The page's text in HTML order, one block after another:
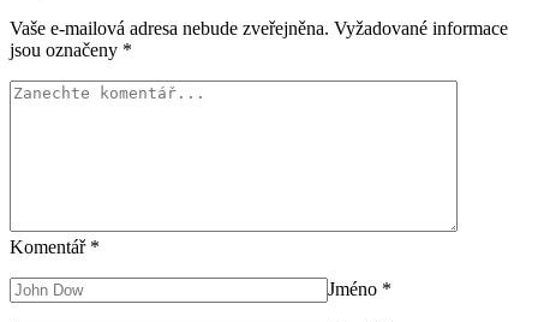
Vaše e-mailová adresa nebude zveřejněna. Vyžadované informace
jsou označeny *
Komentář *
Jméno *